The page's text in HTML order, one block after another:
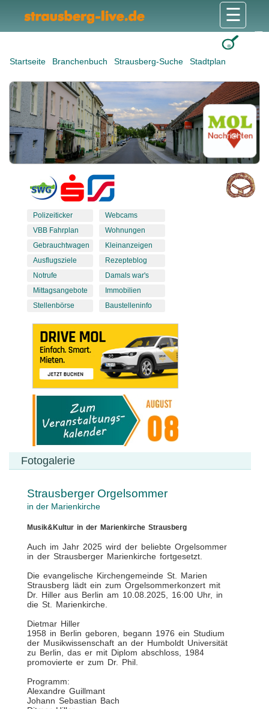
Startseite Branchenbuch Strausberg-Suche Stadtplan
☰
Polizeiticker
VBB Fahrplan
Gebrauchtwagen
Ausflugsziele
Notrufe
Mittagsangebote
Stellenbörse
Webcams
Wohnungen
Kleinanzeigen
Rezepteblog
Damals war's
Immobilien
Baustelleninfo
Fotogalerie
Strausberger Orgelsommer
in der Marienkirche
Musik&Kultur in der Marienkirche Strausberg
Auch im Jahr 2025 wird der beliebte Orgelsommer
in der Strausberger Marienkirche fortgesetzt.
Die evangelische Kirchengemeinde St. Marien
Strausberg lädt ein zum Orgelsommerkonzert mit
Dr. Hiller aus Berlin am 10.08.2025, 16:00 Uhr, in
die St. Marienkirche.
Dietmar Hiller
1958 in Berlin geboren, begann 1976 ein Studium
der Musikwissenschaft an der Humboldt Universität
zu Berlin, das er mit Diplom abschloss, 1984
promovierte er zum Dr. Phil.
Programm:
Alexandre Guillmant
Johann Sebastian Bach